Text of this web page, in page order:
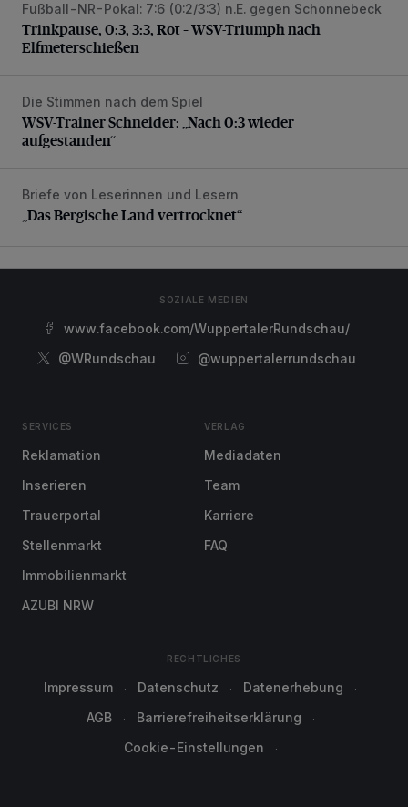
Trinkpause, 0:3, 3:3, Rot – WSV-Triumph nach
Fußball-NR-Pokal: 7:6 (0:2/3:3) n.E. gegen Schonnebeck
Trinkpause, 0:3, 3:3, Rot – WSV-Triumph nach
Elfmeterschießen
WSV-Trainer Schneider: „Nach 0:3 wieder aufgestanden“
Die Stimmen nach dem Spiel
WSV-Trainer Schneider: „Nach 0:3 wieder
aufgestanden“
„Das Bergische Land vertrocknet“
Briefe von Leserinnen und Lesern
„Das Bergische Land vertrocknet“
SOZIALE MEDIEN
www.facebook.com/WuppertalerRundschau/
@WRundschau
@wuppertalerrundschau
SERVICES
Reklamation
Inserieren
Trauerportal
Stellenmarkt
Immobilienmarkt
AZUBI NRW
VERLAG
Mediadaten
Team
Karriere
FAQ
RECHTLICHES
Impressum Datenschutz
Datenerhebung
AGB
Barrierefreiheitserklärung
Cookie-Einstellungen